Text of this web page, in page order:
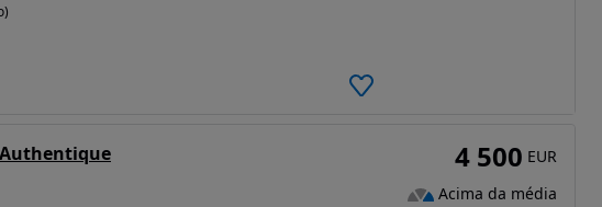
Authentique 4 500 EUR
Acima da média